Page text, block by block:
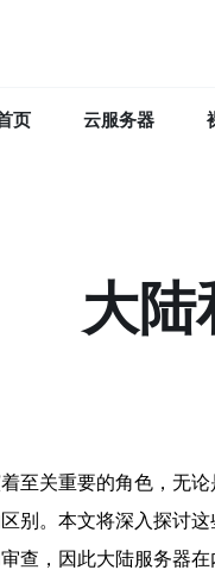
页 云服务器
大陆
至关重要的角色，无
别。本文将深入探讨这
查，因此大陆服务器